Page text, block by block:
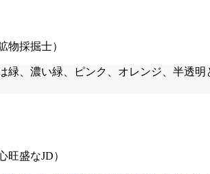
物採掘士）
緑、濃い緑、ピンク、オレンジ、半透
旺盛なJD）